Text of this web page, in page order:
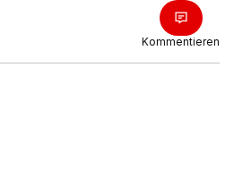
Kommentieren